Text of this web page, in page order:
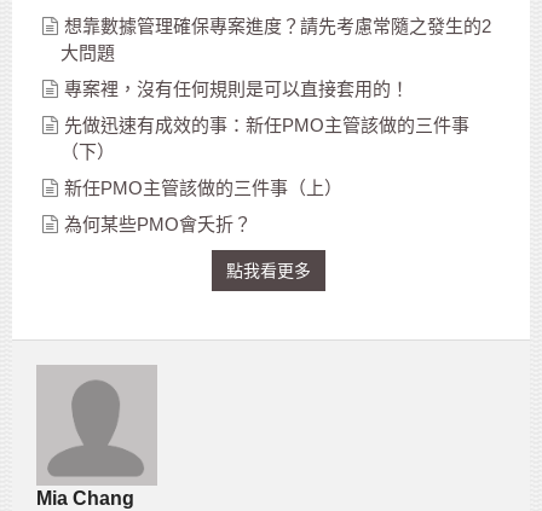
想靠數據管理確保專案進度？請先考慮常隨之發生的2
大問題
專案裡，沒有任何規則是可以直接套用的！
先做迅速有成效的事：新任PMO主管該做的三件事
（下）
新任PMO主管該做的三件事（上）
為何某些PMO會夭折？
點我看更多
Mia Chang